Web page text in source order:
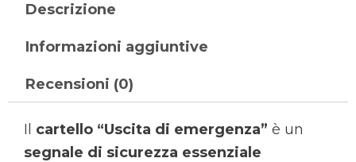
Descrizione
Informazioni aggiuntive
Recensioni (0)
Il cartello “Uscita di emergenza” è un
segnale di sicurezza essenziale